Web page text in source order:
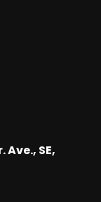
SE,